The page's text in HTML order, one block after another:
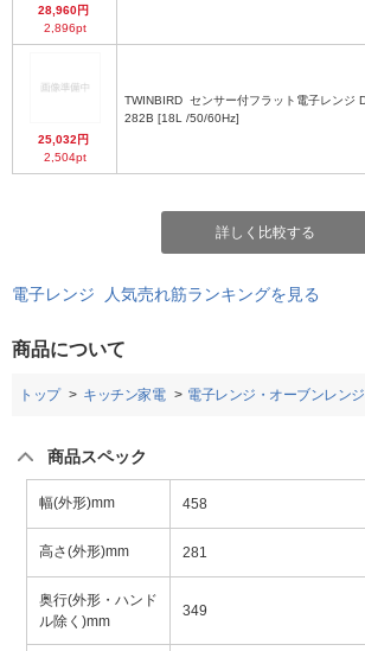
28,960円
2,896pt
25,032円
2,504pt
TWINBIRD
282B [18L /50/60Hz]
詳しく比較する
電子レンジ 人気売れ筋ランキングを見る
商品について
トップ キッチン家電 電子レンジ・オーブンレンジ
商品スペック
幅(外形)mm 458
高さ(外形)mm 281
奥行(外形・ハンド
ル除く)mm
349